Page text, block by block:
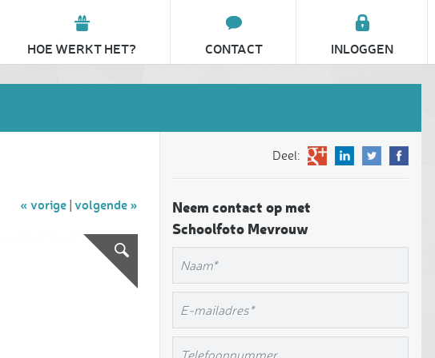
INLOGGEN
CONTACT
HOE WERKT HET?
« vorige |volgende »
Deel:
Neem contact op met
Schoolfoto Mevrouw